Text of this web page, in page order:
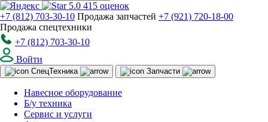
5.0 415 оценок
+7 (812) 703-30-10 Продажа запчастей +7 (921) 720-18-00
Продажа спецтехники
+7 (812) 703-30-10
Войти
СпецТехника Запчасти
Навесное оборудование
Б/у техника
Сервис и услуги